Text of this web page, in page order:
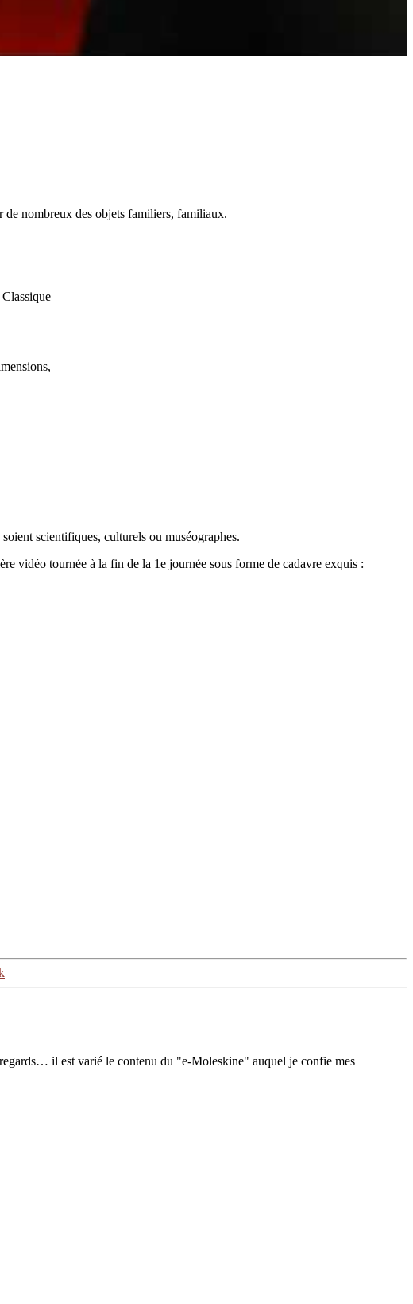
de nombreux des objets familiers, familiaux.
scientifiques, culturels ou muséographes.
vidéo tournée à la fin de la 1e journée sous forme de cadavre exquis :
il est varié le contenu du "e-Moleskine" auquel je confie mes